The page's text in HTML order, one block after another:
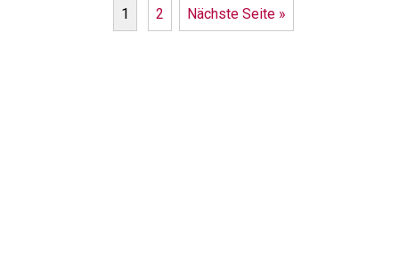
1 2 Nächste Seite »